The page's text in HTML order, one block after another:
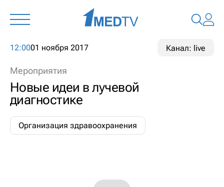
12:0001 ноября 2017 Канал: live
Мероприятия
Новые идеи в лучевой
диагностике
Организация здравоохранения